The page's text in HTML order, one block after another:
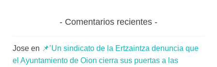
Comentarios recientes
Jose en 📌’Un sindicato de la Ertzaintza denuncia que
el Ayuntamiento de Oion cierra sus puertas a las